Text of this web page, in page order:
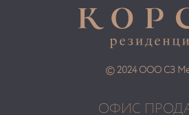
© 2024 ООО СЗ
ОФИС